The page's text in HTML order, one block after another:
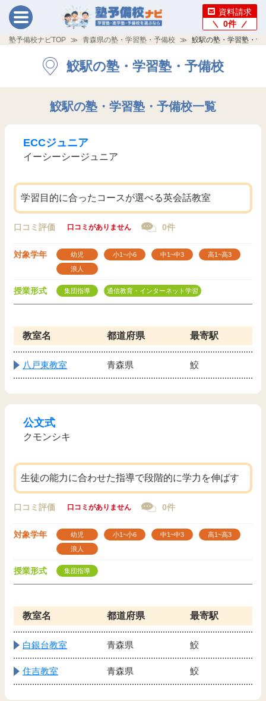
資料請求
0件
塾予備校ナビTOP 青森県の塾・学習塾・予備校 鮫駅の塾・学習塾・予
鮫駅の塾・学習塾・予備校
鮫駅の塾・学習塾・予備校一覧
ECCジュニア
イーシーシージュニア
学習目的に合ったコースが選べる英会話教室
口コミ評価 口コミがありません 0件
対象学年 幼児 小1~小6 中1~中3
高1~高3
浪人
授業形式 集団指導 通信教育・インターネット学習
教室名 都道府県 最寄駅
八戸東教室 青森県 鮫
公文式
クモンシキ
生徒の能力に合わせた指導で段階的に学力を伸ばす
口コミ評価 口コミがありません 0件
対象学年 幼児 小1~小6 中1~中3
高1~高3
浪人
授業形式 集団指導
教室名 都道府県 最寄駅
白銀台教室 青森県 鮫
住吉教室 青森県 鮫